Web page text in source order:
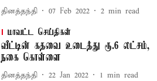
தினத்தந்தி 07 Feb 2022 2 min read
மாவட்ட செய்திகள்
வீட்டின் கதவை உடைத்து ரூ.6 லட்சம்,
நகை கொள்ளை
தினத்தந்தி 22 Jan 2022 1 min read